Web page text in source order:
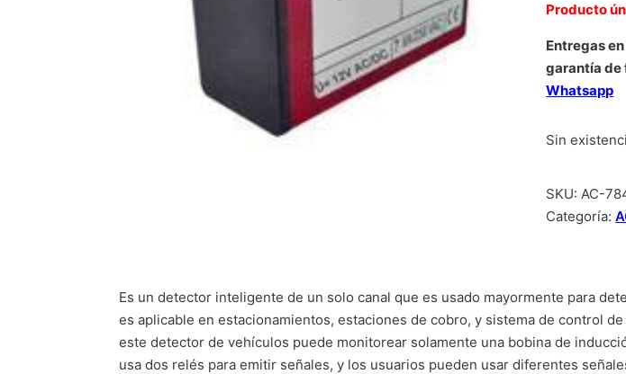
Producto
Entregas
garantía de
Whatsapp
Sin
SKU:AC-
Categoría:
Es un detector inteligente de un solo canal que es usado mayormente para
es aplicable en estacionamientos, estaciones de cobro, y sistema de control
este detector de vehículos puede monitorear solamente una bobina de
usa dos relés para emitir señales, y los usuarios pueden usar diferentes